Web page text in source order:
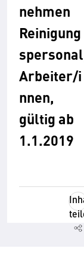
nehmen
Reinigung
Arbeiter/i
nnen,
gültig ab
1.1.2019